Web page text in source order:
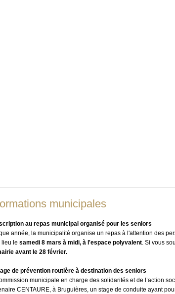
municipales
au repas municipal organisé pour les seniors
année, la municipalité organise un repas à l'attention des
lieu le samedi 8 mars à midi, à l'espace polyvalent. Si vous
avant le 28 février.
de prévention routière à destination des seniors
municipale en charge des solidarités et de l’action
CENTAURE, à Bruguières, un stage de conduite ayant